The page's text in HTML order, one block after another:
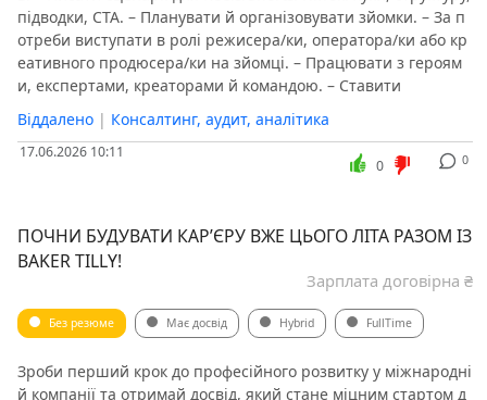
підводки, CTA. – Планувати й організовувати зйомки. – За п
отреби виступати в ролі режисера/ки, оператора/ки або кр
еативного продюсера/ки на зйомці. – Працювати з героям
и, експертами, креаторами й командою. – Ставити
Віддалено | Консалтинг, аудит, аналітика
17.06.2026 10:11 0
0
ПОЧНИ БУДУВАТИ КАР’ЄРУ ВЖЕ ЦЬОГО ЛІТА РАЗОМ ІЗ
BAKER TILLY! ️
Зарплата договірна ₴
Без резюме Має досвід Hybrid FullTime
Зроби перший крок до професійного розвитку у міжнародні
й компанії та отримай досвід, який стане міцним стартом д